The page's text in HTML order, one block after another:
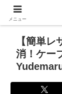
【簡単
消！ケー
メニュー